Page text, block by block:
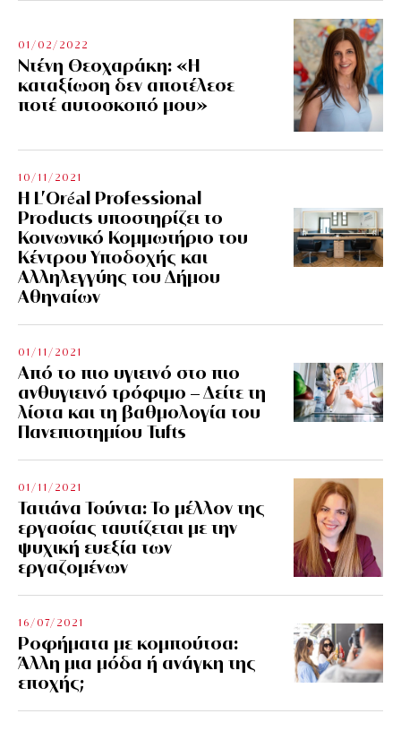
01/02/2022
Ντένη Θεοχαράκη: «Η
καταξίωση δεν αποτέλεσε
ποτέ αυτοσκοπό μου»
10/11/2021
Η L’Οréal Professional
Products υποστηρίζει το
Κοινωνικό Κομμωτήριο του
Κέντρου Υποδοχής και
Αλληλεγγύης του Δήμου
Αθηναίων
01/11/2021
Από το πιο υγιεινό στο πιο
ανθυγιεινό τρόφιμο – Δείτε τη
λίστα και τη βαθμολογία του
Πανεπιστημίου Tufts
01/11/2021
Τατιάνα Τούντα: Το μέλλον της
εργασίας ταυτίζεται με την
ψυχική ευεξία των
εργαζομένων
16/07/2021
Ροφήματα με κομπούτσα:
Άλλη μια μόδα ή ανάγκη της
εποχής;